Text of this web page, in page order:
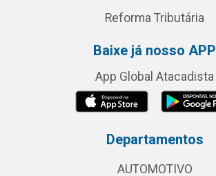
Reforma Tributária
Baixe já nosso APP
App Global Atacadista
Departamentos
AUTOMOTIVO